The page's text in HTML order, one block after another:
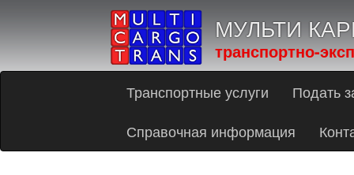
МУЛЬТИ
транспортно-
Транспортные услуги
Подать
Справочная информация